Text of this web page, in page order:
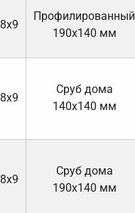
8х9
Профилированный
190х140 мм
8х9
Cруб дома
140х140 мм
8х9
Cруб дома
190х140 мм